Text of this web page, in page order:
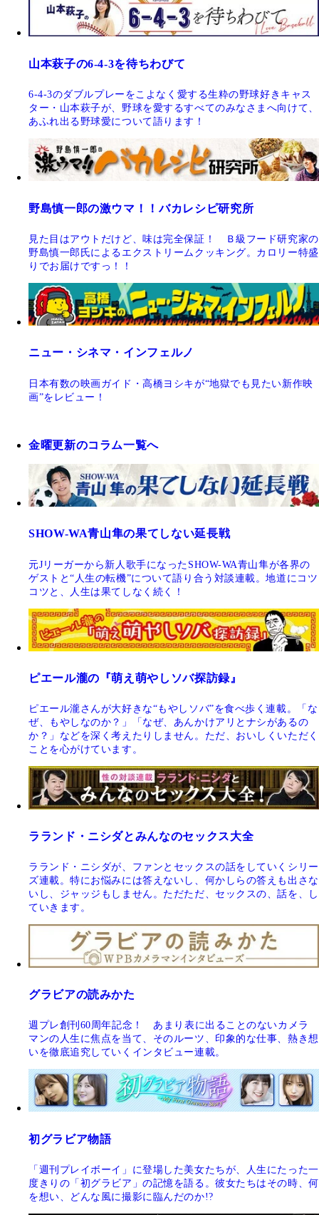
山本萩子の6-4-3を待ちわびて
6-4-3のダブルプレーをこよなく愛する生粋の野球好きキャス
ター・山本萩子が、野球を愛するすべてのみなさまへ向けて、
あふれ出る野球愛について語ります！
野島慎一郎の激ウマ！！バカレシピ研究所
見た目はアウトだけど、味は完全保証！ Ｂ級フード研究家の
野島慎一郎氏によるエクストリームクッキング。カロリー特盛
りでお届けですっ！！
ニュー・シネマ・インフェルノ
日本有数の映画ガイド・高橋ヨシキが“地獄でも見たい新作映
画”をレビュー！
金曜更新のコラム一覧へ
SHOW-WA青山隼の果てしない延長戦
元Jリーガーから新人歌手になったSHOW-WA青山隼が各界の
ゲストと“人生の転機”について語り合う対談連載。地道にコツ
コツと、人生は果てしなく続く！
ピエール瀧の『萌え萌やしソバ探訪録』
ピエール瀧さんが大好きな“もやしソバ”を食べ歩く連載。「な
ぜ、もやしなのか？」「なぜ、あんかけアリとナシがあるの
か？」などを深く考えたりしません。ただ、おいしくいただく
ことを心がけています。
ラランド・ニシダとみんなのセックス大全
ラランド・ニシダが、ファンとセックスの話をしていくシリー
ズ連載。特にお悩みには答えないし、何かしらの答えも出さな
いし、ジャッジもしません。ただただ、セックスの、話を、し
ていきます。
グラビアの読みかた
週プレ創刊60周年記念！ あまり表に出ることのないカメラ
マンの人生に焦点を当て、そのルーツ、印象的な仕事、熱き想
いを徹底追究していくインタビュー連載。
初グラビア物語
「週刊プレイボーイ」に登場した美女たちが、人生にたった一
度きりの「初グラビア」の記憶を語る。彼女たちはその時、何
を想い、どんな風に撮影に臨んだのか!?